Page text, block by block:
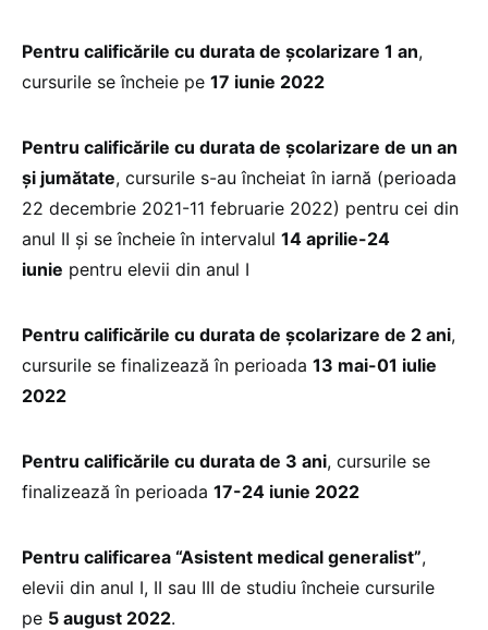
Pentru calificările cu durata de școlarizare 1 an,
cursurile se încheie pe 17 iunie 2022
Pentru calificările cu durata de școlarizare de un an
și jumătate, cursurile s-au încheiat în iarnă (perioada
22 decembrie 2021-11 februarie 2022) pentru cei din
anul II și se încheie în intervalul 14 aprilie-24
iunie pentru elevii din anul I
Pentru calificările cu durata de școlarizare de 2 ani,
cursurile se finalizează în perioada 13 mai-01 iulie
2022
Pentru calificările cu durata de 3 ani, cursurile se
finalizează în perioada 17-24 iunie 2022
Pentru calificarea “Asistent medical generalist”,
elevii din anul I, II sau III de studiu încheie cursurile
pe 5 august 2022.